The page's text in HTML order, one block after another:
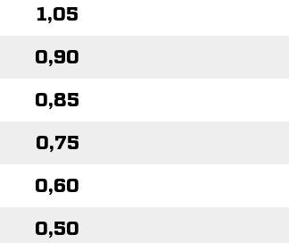
1,05
0,90
0,85
0,75
0,60
0,50